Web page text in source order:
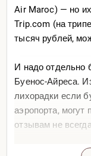
Air Maroc) — но их
Trip.com (на
тысяч рублей,
И надо отдельно
Буенос-Айреса.
лихорадки если
аэропорта, могут
отзывам не